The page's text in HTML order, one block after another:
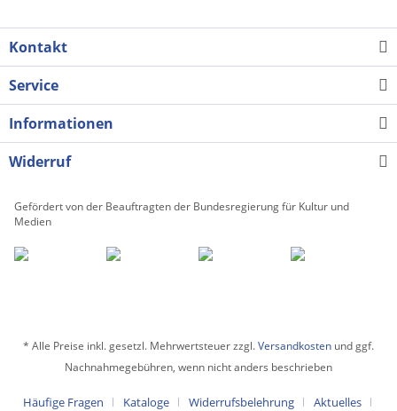
Kontakt
Service
Informationen
Widerruf
Gefördert von der Beauftragten der Bundesregierung für Kultur und
Medien
* Alle Preise inkl. gesetzl. Mehrwertsteuer zzgl.Versandkosten und ggf.
Nachnahmegebühren, wenn nicht anders beschrieben
Häufige Fragen Kataloge Widerrufsbelehrung Aktuelles